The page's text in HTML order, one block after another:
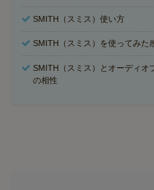
SMITH（スミス）使い方
SMITH（スミス）を使ってみた
SMITH（スミス）とオーディオ
の相性